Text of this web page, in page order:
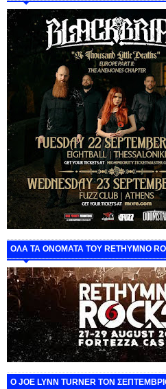
ΟΛΑ ΤΑ ΟΝΟΜΑΤΑ ΤΟΥ RETHYMNO
O JOE LYNN TURNER ΤΟΝ